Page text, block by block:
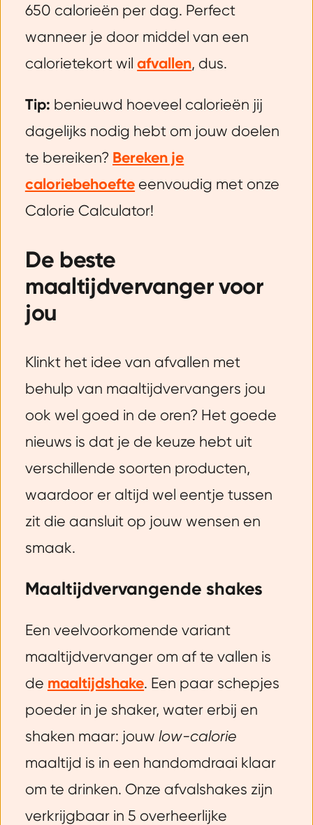
650 calorieën per dag. Perfect
wanneer je door middel van een
calorietekort wilafvallen, dus.
Tip: benieuwd hoeveel calorieën jij
dagelijks nodig hebt om jouw doelen
te bereiken? Bereken je
caloriebehoefte eenvoudig met onze
Calorie Calculator!
De beste
maaltijdvervanger voor
jou
Klinkt het idee van afvallen met
behulp van maaltijdvervangers jou
ook wel goed in de oren? Het goede
nieuws is dat je de keuze hebt uit
verschillende soorten producten,
waardoor er altijd wel eentje tussen
zit die aansluit op jouw wensen en
smaak.
Maaltijdvervangende shakes
Een veelvoorkomende variant
maaltijdvervanger om af te vallen is
de maaltijdshake. Een paar schepjes
poeder in je shaker, water erbij en
shaken maar: jouwlow-calorie
maaltijd is in een handomdraai klaar
om te drinken. Onze afvalshakes zijn
verkrijgbaar in 5 overheerlijke